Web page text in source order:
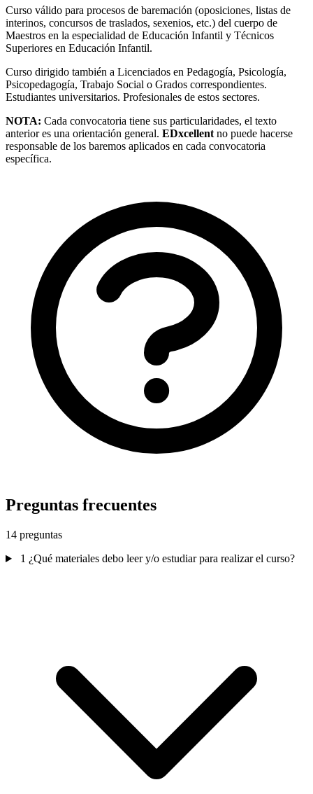
Curso válido para procesos de baremación (oposiciones, listas de
interinos, concursos de traslados, sexenios, etc.) del cuerpo de
Maestros en la especialidad de Educación Infantil y Técnicos
Superiores en Educación Infantil.
Curso dirigido también a Licenciados en Pedagogía, Psicología,
Psicopedagogía, Trabajo Social o Grados correspondientes.
Estudiantes universitarios. Profesionales de estos sectores.
NOTA: Cada convocatoria tiene sus particularidades, el texto
anterior es una orientación general. EDxcellent no puede hacerse
responsable de los baremos aplicados en cada convocatoria
específica.
Preguntas frecuentes
14 preguntas
1 ¿Qué materiales debo leer y/o estudiar para realizar el curso?